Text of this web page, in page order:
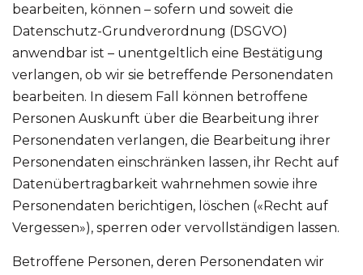
bearbeiten, können – sofern und soweit die
Datenschutz-Grundverordnung (DSGVO)
anwendbar ist – unentgeltlich eine Bestätigung
verlangen, ob wir sie betreffende Personendaten
bearbeiten. In diesem Fall können betroffene
Personen Auskunft über die Bearbeitung ihrer
Personendaten verlangen, die Bearbeitung ihrer
Personendaten einschränken lassen, ihr Recht auf
Datenübertragbarkeit wahrnehmen sowie ihre
Personendaten berichtigen, löschen («Recht auf
Vergessen»), sperren oder vervollständigen lassen.
Betroffene Personen, deren Personendaten wir